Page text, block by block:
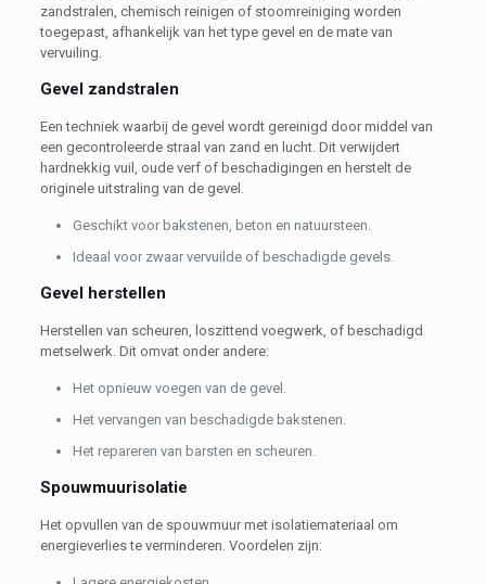
zandstralen, chemisch reinigen of stoomreiniging worden
toegepast, afhankelijk van het type gevel en de mate van
vervuiling.
Gevel zandstralen
Een techniek waarbij de gevel wordt gereinigd door middel van
een gecontroleerde straal van zand en lucht. Dit verwijdert
hardnekkig vuil, oude verf of beschadigingen en herstelt de
originele uitstraling van de gevel.
Geschikt voor bakstenen, beton en natuursteen.
Ideaal voor zwaar vervuilde of beschadigde gevels.
Gevel herstellen
Herstellen van scheuren, loszittend voegwerk, of beschadigd
metselwerk. Dit omvat onder andere:
Het opnieuw voegen van de gevel.
Het vervangen van beschadigde bakstenen.
Het repareren van barsten en scheuren.
Spouwmuurisolatie
Het opvullen van de spouwmuur met isolatiemateriaal om
energieverlies te verminderen. Voordelen zijn: